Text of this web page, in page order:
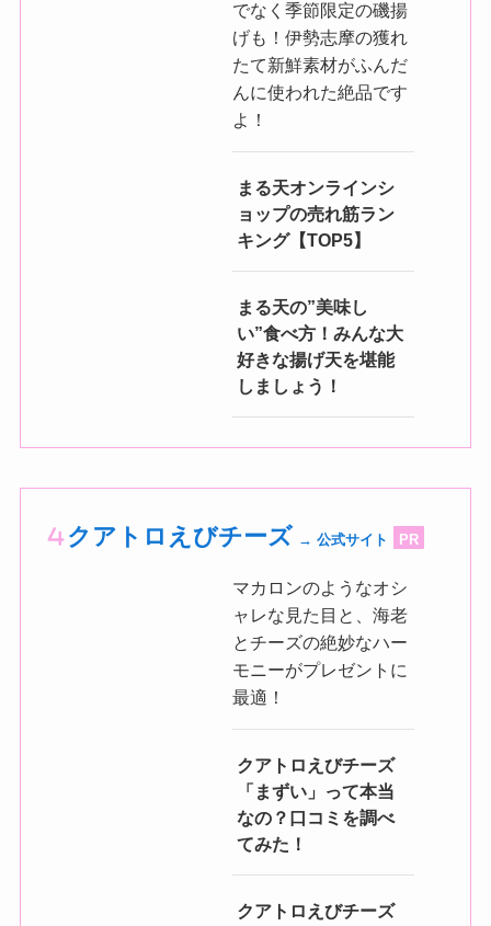
でなく季節限定の磯揚
げも！伊勢志摩の獲れ
たて新鮮素材がふんだ
んに使われた絶品です
よ！
まる天オンラインシ
ョップの売れ筋ラン
キング【TOP5】
まる天の”美味し
い”食べ方！みんな大
好きな揚げ天を堪能
しましょう！
クアトロえびチーズ → 公式サイト PR
マカロンのようなオシ
ャレな見た目と、海老
とチーズの絶妙なハー
モニーがプレゼントに
最適！
クアトロえびチーズ
「まずい」って本当
なの？口コミを調べ
てみた！
クアトロえびチーズ